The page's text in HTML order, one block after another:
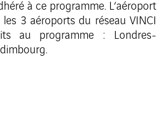
à ce programme. L’aéroport
3 aéroports du réseau VINCI
au programme : Londres-